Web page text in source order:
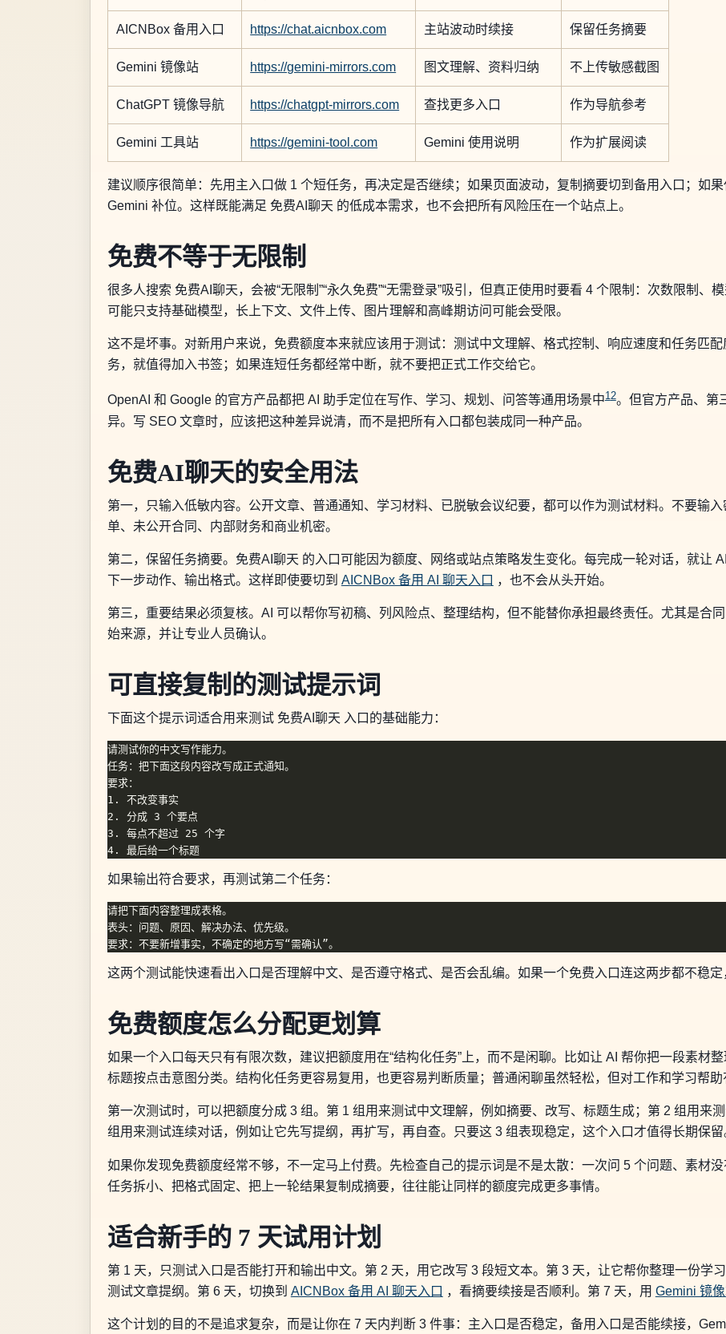
AICNBox 备用入口 https://chat.aicnbox.com 主站波动时续接 保留任务摘要
Gemini 镜像站 https://gemini-mirrors.com 图文理解、资料归纳 不上传敏感截图
ChatGPT 镜像导航 https://chatgpt-mirrors.com 查找更多入口 作为导航参考
Gemini 工具站 https://gemini-tool.com Gemini 使用说明 作为扩展阅读
建议顺序很简单：先用主入口做 1 个短任务，再决定是否继续；如果页面波动，复制摘要切到备用入口；如
Gemini 补位。这样既能满足 免费AI聊天 的低成本需求，也不会把所有风险压在一个站点上。
免费不等于无限制
很多人搜索 免费AI聊天，会被“无限制”“永久免费”“无需登录”吸引，但真正使用时要看 4 个限制：次数限制、
可能只支持基础模型，长上下文、文件上传、图片理解和高峰期访问可能会受限。
这不是坏事。对新用户来说，免费额度本来就应该用于测试：测试中文理解、格式控制、响应速度和任务匹
务，就值得加入书签；如果连短任务都经常中断，就不要把正式工作交给它。
OpenAI 和 Google 的官方产品都把 AI 助手定位在写作、学习、规划、问答等通用场景中12。但官方产品、第
异。写 SEO 文章时，应该把这种差异说清，而不是把所有入口都包装成同一种产品。
免费AI聊天的安全用法
第一，只输入低敏内容。公开文章、普通通知、学习材料、已脱敏会议纪要，都可以作为测试材料。不要输
单、未公开合同、内部财务和商业机密。
第二，保留任务摘要。免费AI聊天 的入口可能因为额度、网络或站点策略发生变化。每完成一轮对话，就让
下一步动作、输出格式。这样即使要切到 AICNBox 备用 AI 聊天入口 ，也不会从头开始。
第三，重要结果必须复核。AI 可以帮你写初稿、列风险点、整理结构，但不能替你承担最终责任。尤其是合
始来源，并让专业人员确认。
可直接复制的测试提示词
下面这个提示词适合用来测试 免费AI聊天 入口的基础能力：
1. 不改变事实
4. 最后给一个标题
如果输出符合要求，再测试第二个任务：
这两个测试能快速看出入口是否理解中文、是否遵守格式、是否会乱编。如果一个免费入口连这两步都不稳定
免费额度怎么分配更划算
如果一个入口每天只有有限次数，建议把额度用在“结构化任务”上，而不是闲聊。比如让 AI 帮你把一段素材
标题按点击意图分类。结构化任务更容易复用，也更容易判断质量；普通闲聊虽然轻松，但对工作和学习帮助
第一次测试时，可以把额度分成 3 组。第 1 组用来测试中文理解，例如摘要、改写、标题生成；第 2 组用来
组用来测试连续对话，例如让它先写提纲，再扩写，再自查。只要这 3 组表现稳定，这个入口才值得长期保留
如果你发现免费额度经常不够，不一定马上付费。先检查自己的提示词是不是太散：一次问 5 个问题、素材
任务拆小、把格式固定、把上一轮结果复制成摘要，往往能让同样的额度完成更多事情。
适合新手的 7 天试用计划
第 1 天，只测试入口是否能打开和输出中文。第 2 天，用它改写 3 段短文本。第 3 天，让它帮你整理一份学
测试文章提纲。第 6 天，切换到 AICNBox 备用 AI 聊天入口 ，看摘要续接是否顺利。第 7 天，用 Gemini 镜
这个计划的目的不是追求复杂，而是让你在 7 天内判断 3 件事：主入口是否稳定，备用入口是否能续接，